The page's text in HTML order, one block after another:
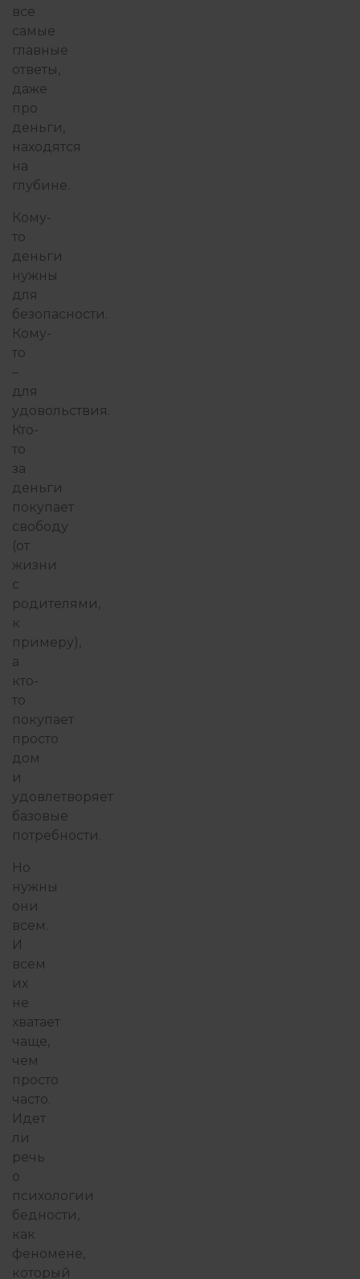
все
самые
главные
ответы,
даже
про
деньги,
находятся
на
глубине.
Кому-
то
деньги
нужны
для
безопасности.
Кому-
то
–
для
удовольствия.
Кто-
то
за
деньги
покупает
свободу
(от
жизни
с
родителями,
к
примеру),
а
кто-
то
покупает
просто
дом
и
удовлетворяет
базовые
потребности.
Но
нужны
они
всем.
И
всем
их
не
хватает
чаще,
чем
просто
часто.
Идет
ли
речь
о
психологии
бедности,
как
феномене,
который